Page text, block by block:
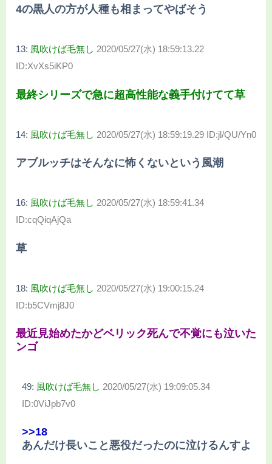
4の黒人の方が人種も相まってやばそう
13: 風吹けば毛無し 2020/05/27(水) 18:59:13.22
ID:XvXs5iKP0
最終シリーズで急に超高性能な義手付けてて草
14: 風吹けば毛無し 2020/05/27(水) 18:59:19.29 ID:jl/QU/Yn0
アブルッチはそんなに怖くないという風潮
16: 風吹けば毛無し 2020/05/27(水) 18:59:41.34
ID:cqQiqAjQa
草
18: 風吹けば毛無し 2020/05/27(水) 19:00:15.24
ID:b5CVmj8J0
最近見始めたかどベリック死んで不覚にも泣いた
ンゴ
49: 風吹けば毛無し 2020/05/27(水) 19:09:05.34
ID:0ViJpb7v0
>>18
あんだけ長いこと悪役だったのに泣けるんすよ